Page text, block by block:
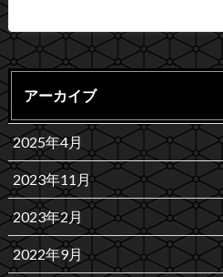
アーカイブ
2025年4月
2023年11月
2023年2月
2022年9月